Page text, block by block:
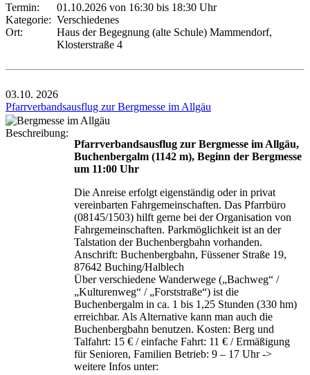
Termin:
01.10.2026 von 16:30 bis 18:30 Uhr
Kategorie: Verschiedenes
Ort:
Haus der Begegnung (alte Schule) Mammendorf,
Klosterstraße 4
03.10. 2026
Pfarrverbandsausflug zur Bergmesse im Allgäu
Beschreibung:
Pfarrverbandsausflug zur Bergmesse im Allgäu,
Buchenbergalm (1142 m), Beginn der Bergmesse
um 11:00 Uhr
Die Anreise erfolgt eigenständig oder in privat
vereinbarten Fahrgemeinschaften. Das Pfarrbüro
(08145/1503) hilft gerne bei der Organisation von
Fahrgemeinschaften. Parkmöglichkeit ist an der
Talstation der Buchenbergbahn vorhanden.
Anschrift: Buchenbergbahn, Füssener Straße 19,
87642 Buching/Halblech
Über verschiedene Wanderwege („Bachweg“ /
„Kulturenweg“ / „Forststraße“) ist die
Buchenbergalm in ca. 1 bis 1,25 Stunden (330 hm)
erreichbar. Als Alternative kann man auch die
Buchenbergbahn benutzen. Kosten: Berg und
Talfahrt: 15 € / einfache Fahrt: 11 € / Ermäßigung
für Senioren, Familien Betrieb: 9 – 17 Uhr ->
weitere Infos unter: